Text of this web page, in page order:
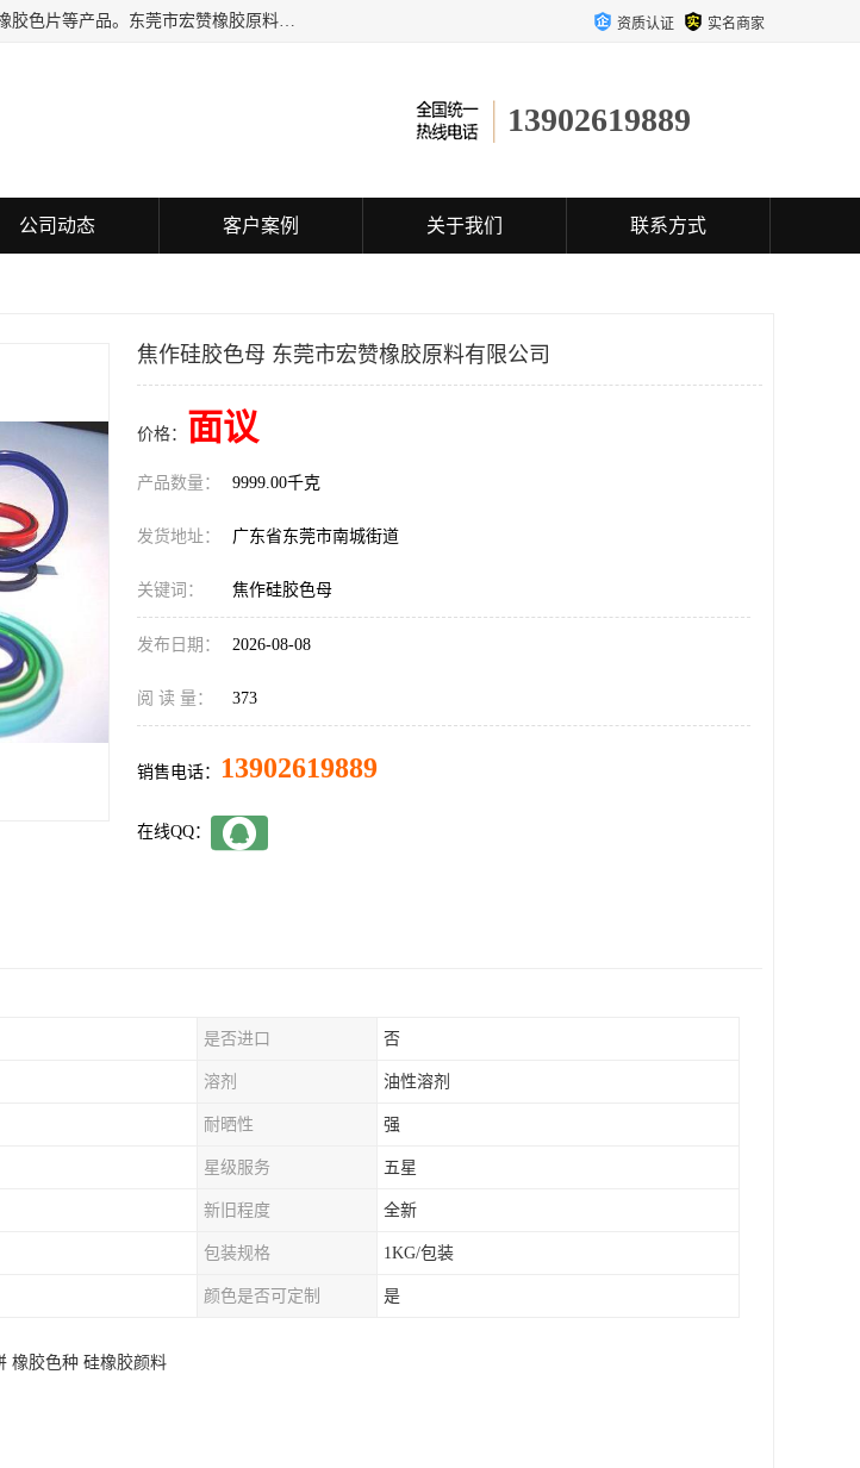
东莞市宏赞橡胶原料有限公司批量供应：橡胶色胶、橡胶色母、橡胶色母胶、橡胶颜料、橡胶色片等产品。东莞市宏赞橡胶原料有限公司经营已经十五年的历史，目前的客户群广达东南亚各国，也是目前橡胶制造密集度高的中国大陆橡胶制品工厂使用多，市场占有率高的色胶专业生产工厂。 资质认证 实名商家
13902619889
公司动态 客户案例 关于我们 联系方式
焦作硅胶色母 东莞市宏赞橡胶原料有限公司
价格： 面议
产品数量： 9999.00千克
发货地址： 广东省东莞市南城街道
关键词： 焦作硅胶色母
发布日期： 2026-08-08
阅 读 量： 373
销售电话： 13902619889
在线QQ：
是否进口 否
溶剂 油性溶剂
耐晒性 强
星级服务 五星
新旧程度 全新
包装规格 1KG/包装
颜色是否可定制 是
橡胶色种 硅橡胶颜料